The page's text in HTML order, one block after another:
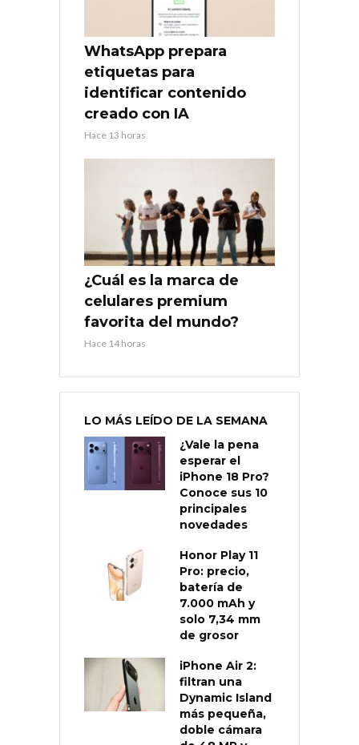
WhatsApp prepara
etiquetas para
identificar contenido
creado con IA
Hace 13 horas
¿Cuál es la marca de
celulares premium
favorita del mundo?
Hace 14 horas
LO MÁS LEÍDO DE LA SEMANA
¿Vale la pena
esperar el
iPhone 18 Pro?
Conoce sus 10
principales
novedades
Honor Play 11
Pro: precio,
batería de
7.000 mAh y
solo 7,34 mm
de grosor
iPhone Air 2:
filtran una
Dynamic Island
más pequeña,
doble cámara